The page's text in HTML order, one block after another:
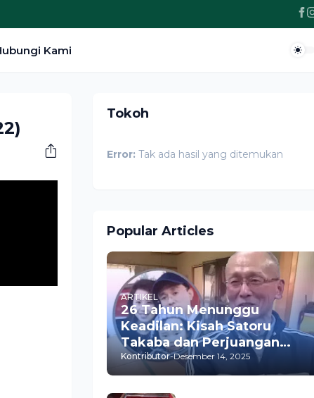
Kami
Tokoh
Error: Tak ada hasil yang ditemukan
Popular Articles
ARTIKEL
26 Tahun Menunggu
Keadilan: Kisah Satoru
Takaba dan Perjuangan
Mengungkap Pembunuhan
Istrinya
Kontributor-Desember 14, 2025